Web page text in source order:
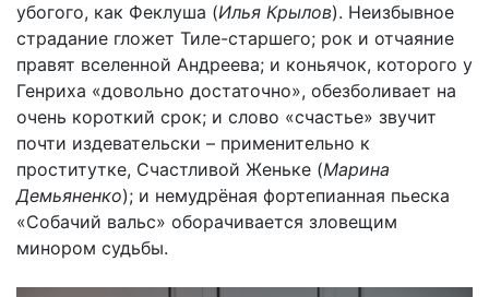
убогого, как Феклуша (Илья Крылов). Неизбывное
страдание гложет Тиле-старшего; рок и отчаяние
правят вселенной Андреева; и коньячок, которого у
Генриха «довольно достаточно», обезболивает на
очень короткий срок; и слово «счастье» звучит
почти издевательски – применительно к
проститутке, Счастливой Женьке (Марина
Демьяненко); и немудрёная фортепианная пьеска
«Собачий вальс» оборачивается зловещим
минором судьбы.